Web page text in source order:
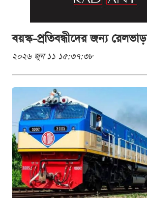
বয়স্ক-প্রতিবন্ধীদের জন্য
২০২৬ জুন ১১ ১৫:৩৭:৩৮